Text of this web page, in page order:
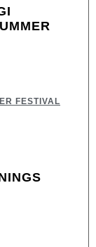
FESTIVAL